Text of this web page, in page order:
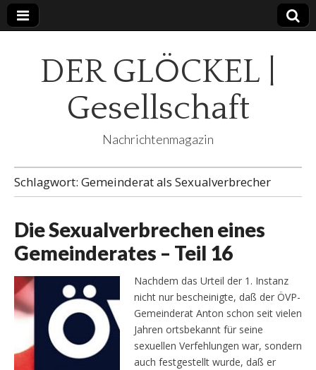
DER GLÖCKEL |
Gesellschaft
Nachrichtenmagazin
Schlagwort: Gemeinderat als Sexualverbrecher
Die Sexualverbrechen eines
Gemeinderates – Teil 16
Nachdem das Urteil der 1. Instanz
nicht nur bescheinigte, daß der ÖVP-
Gemeinderat Anton schon seit vielen
Jahren ortsbekannt für seine
sexuellen Verfehlungen war, sondern
auch festgestellt wurde, daß er